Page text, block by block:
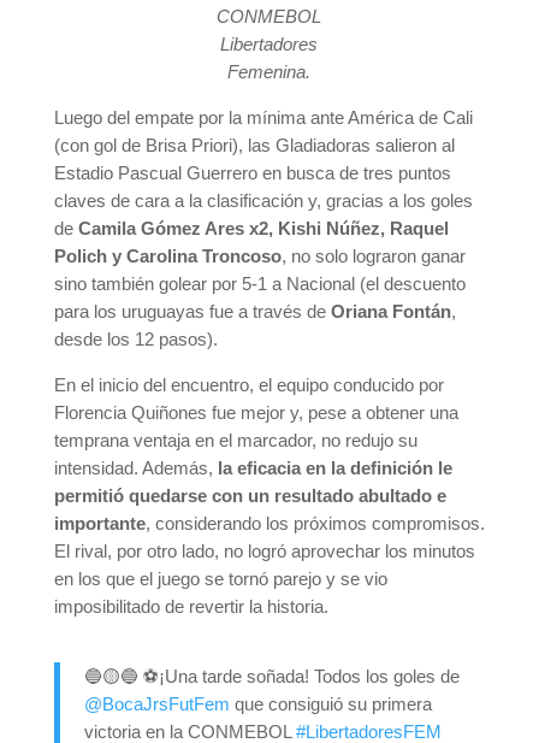
CONMEBOL
Libertadores
Femenina.
Luego del empate por la mínima ante América de Cali
(con gol de Brisa Priori), las Gladiadoras salieron al
Estadio Pascual Guerrero en busca de tres puntos
claves de cara a la clasificación y, gracias a los goles
de Camila Gómez Ares x2, Kishi Núñez, Raquel
Polich y Carolina Troncoso, no solo lograron ganar
sino también golear por 5-1 a Nacional (el descuento
para los uruguayas fue a través de Oriana Fontán,
desde los 12 pasos).
En el inicio del encuentro, el equipo conducido por
Florencia Quiñones fue mejor y, pese a obtener una
temprana ventaja en el marcador, no redujo su
intensidad. Además, la eficacia en la definición le
permitió quedarse con un resultado abultado e
importante, considerando los próximos compromisos.
El rival, por otro lado, no logró aprovechar los minutos
en los que el juego se tornó parejo y se vio
imposibilitado de revertir la historia.
🔵🟡🔵 ⚽¡Una tarde soñada! Todos los goles de
@BocaJrsFutFem que consiguió su primera
victoria en la CONMEBOL #LibertadoresFEM